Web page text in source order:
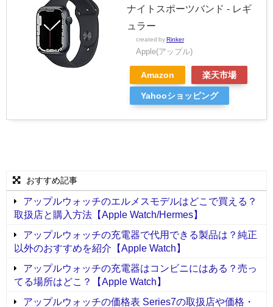
ナイトスポーツバンド - レギ
ュラー
created by Rinker
Apple(アップル)
Amazon 楽天市場
Yahooショッピング
おすすめ記事
アップルウォッチのエルメスモデルはどこで買える？
取扱店と購入方法【Apple Watch/Hermes】
アップルウォッチの充電器で代用できる製品は？純正
以外のおすすめを紹介【Apple Watch】
アップルウォッチの充電器はコンビニにはある？売っ
てる場所はどこ？【Apple Watch】
アップルウォッチの価格表 Series7の取扱店や価格・